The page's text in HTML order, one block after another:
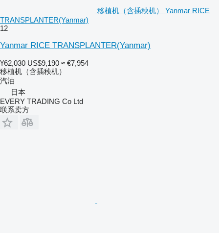
移植机（含插秧机） Yanmar RICE
TRANSPLANTER(Yanmar)
12
Yanmar RICE TRANSPLANTER(Yanmar)
¥62,030 US$9,190 ≈ €7,954
移植机（含插秧机）
汽油
日本
EVERY TRADING Co Ltd
联系卖方